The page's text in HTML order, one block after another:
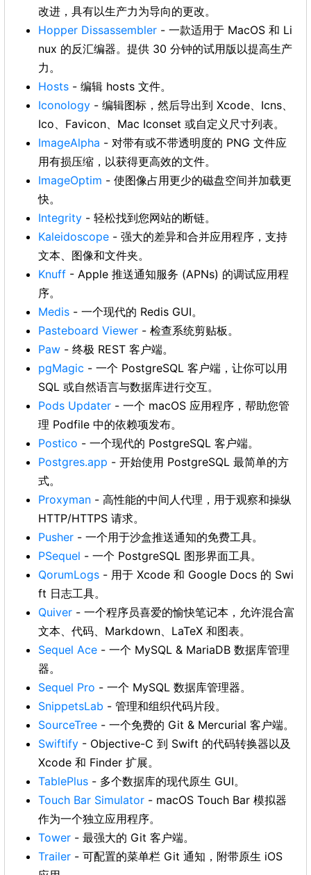
改进，具有以生产力为导向的更改。
Hopper Dissassembler - 一款适用于 MacOS 和 Li
nux 的反汇编器。提供 30 分钟的试用版以提高生产
力。
Hosts - 编辑 hosts 文件。
Iconology - 编辑图标，然后导出到 Xcode、Icns、
Ico、Favicon、Mac Iconset 或自定义尺寸列表。
ImageAlpha - 对带有或不带透明度的 PNG 文件应
用有损压缩，以获得更高效的文件。
ImageOptim - 使图像占用更少的磁盘空间并加载更
快。
Integrity - 轻松找到您网站的断链。
Kaleidoscope - 强大的差异和合并应用程序，支持
文本、图像和文件夹。
Knuff - Apple 推送通知服务 (APNs) 的调试应用程
序。
Medis - 一个现代的 Redis GUI。
Pasteboard Viewer - 检查系统剪贴板。
Paw - 终极 REST 客户端。
pgMagic - 一个 PostgreSQL 客户端，让你可以用
SQL 或自然语言与数据库进行交互。
Pods Updater - 一个 macOS 应用程序，帮助您管
理 Podfile 中的依赖项发布。
Postico - 一个现代的 PostgreSQL 客户端。
Postgres.app - 开始使用 PostgreSQL 最简单的方
式。
Proxyman - 高性能的中间人代理，用于观察和操纵
HTTP/HTTPS 请求。
Pusher - 一个用于沙盒推送通知的免费工具。
PSequel - 一个 PostgreSQL 图形界面工具。
QorumLogs - 用于 Xcode 和 Google Docs 的 Swi
ft 日志工具。
Quiver - 一个程序员喜爱的愉快笔记本，允许混合富
文本、代码、Markdown、LaTeX 和图表。
Sequel Ace - 一个 MySQL & MariaDB 数据库管理
器。
Sequel Pro - 一个 MySQL 数据库管理器。
SnippetsLab - 管理和组织代码片段。
SourceTree - 一个免费的 Git & Mercurial 客户端。
Swiftify - Objective-C 到 Swift 的代码转换器以及
Xcode 和 Finder 扩展。
TablePlus - 多个数据库的现代原生 GUI。
Touch Bar Simulator - macOS Touch Bar 模拟器
作为一个独立应用程序。
Tower - 最强大的 Git 客户端。
Trailer - 可配置的菜单栏 Git 通知，附带原生 iOS